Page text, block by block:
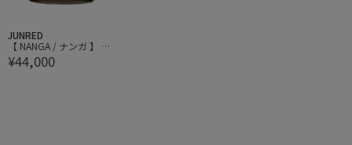
JUNRED
【 NANGA / ナンガ 】 AU
RORA STAND COLLAR D
OWN JACKET / オーロラ
¥44,000